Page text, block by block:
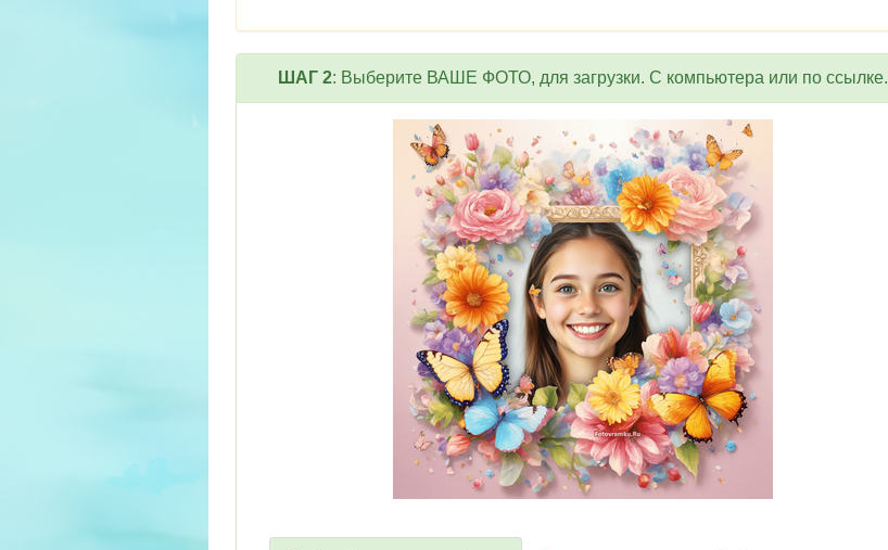
ШАГ 2: Выберите ВАШЕ ФОТО, для загрузки. С компьютера или по ссылке.